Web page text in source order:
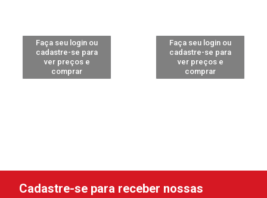
Faça seu login ou
cadastre-se para
ver preços e
comprar
Faça seu login ou
cadastre-se para
ver preços e
comprar
Cadastre-se para receber nossas